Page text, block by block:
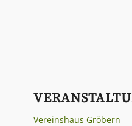
Vereinshaus Gröbern